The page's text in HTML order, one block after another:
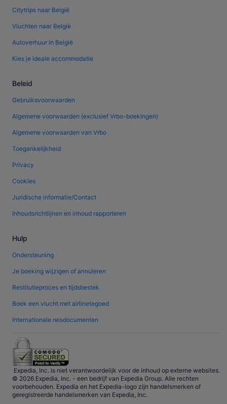
Citytrips naar België
Vluchten naar België
Autoverhuur in België
Kies je ideale accommodatie
Beleid
Gebruiksvoorwaarden
Algemene voorwaarden (exclusief Vrbo-boekingen)
Algemene voorwaarden van Vrbo
Toegankelijkheid
Privacy
Cookies
Juridische informatie/Contact
Inhoudsrichtlijnen en inhoud rapporteren
Hulp
Ondersteuning
Je boeking wijzigen of annuleren
Restitutieproces en tijdsbestek
Boek een vlucht met airlinetegoed
Internationale reisdocumenten
Expedia, Inc. is niet verantwoordelijk voor de inhoud op externe websites.
© 2026 Expedia, Inc. - een bedrijf van Expedia Group. Alle rechten
voorbehouden. Expedia en het Expedia-logo zijn handelsmerken of
geregistreerde handelsmerken van Expedia, Inc.